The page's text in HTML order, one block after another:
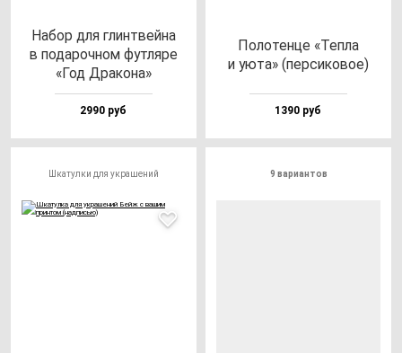
Набор для глин­твей­на
в по­да­роч­ном фут­ля­ре
«Год Дра­ко­на»
2990 руб
Поло­тен­це «Теп­ла
и уюта» (пер­си­ко­вое)
1390 руб
Шкатулки для украшений 9 вариантов